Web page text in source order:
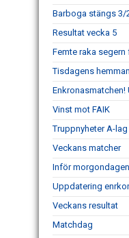
Barboga stängs 3/
Resultat vecka 5
Femte raka segern
Tisdagens
Vinst mot FAIK
Truppnyheter A-lag
Veckans matcher
Inför
Uppdatering
Veckans resultat
Matchdag